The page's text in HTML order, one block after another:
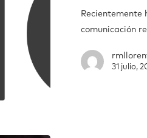
Recientemente
comunicación
31 julio,